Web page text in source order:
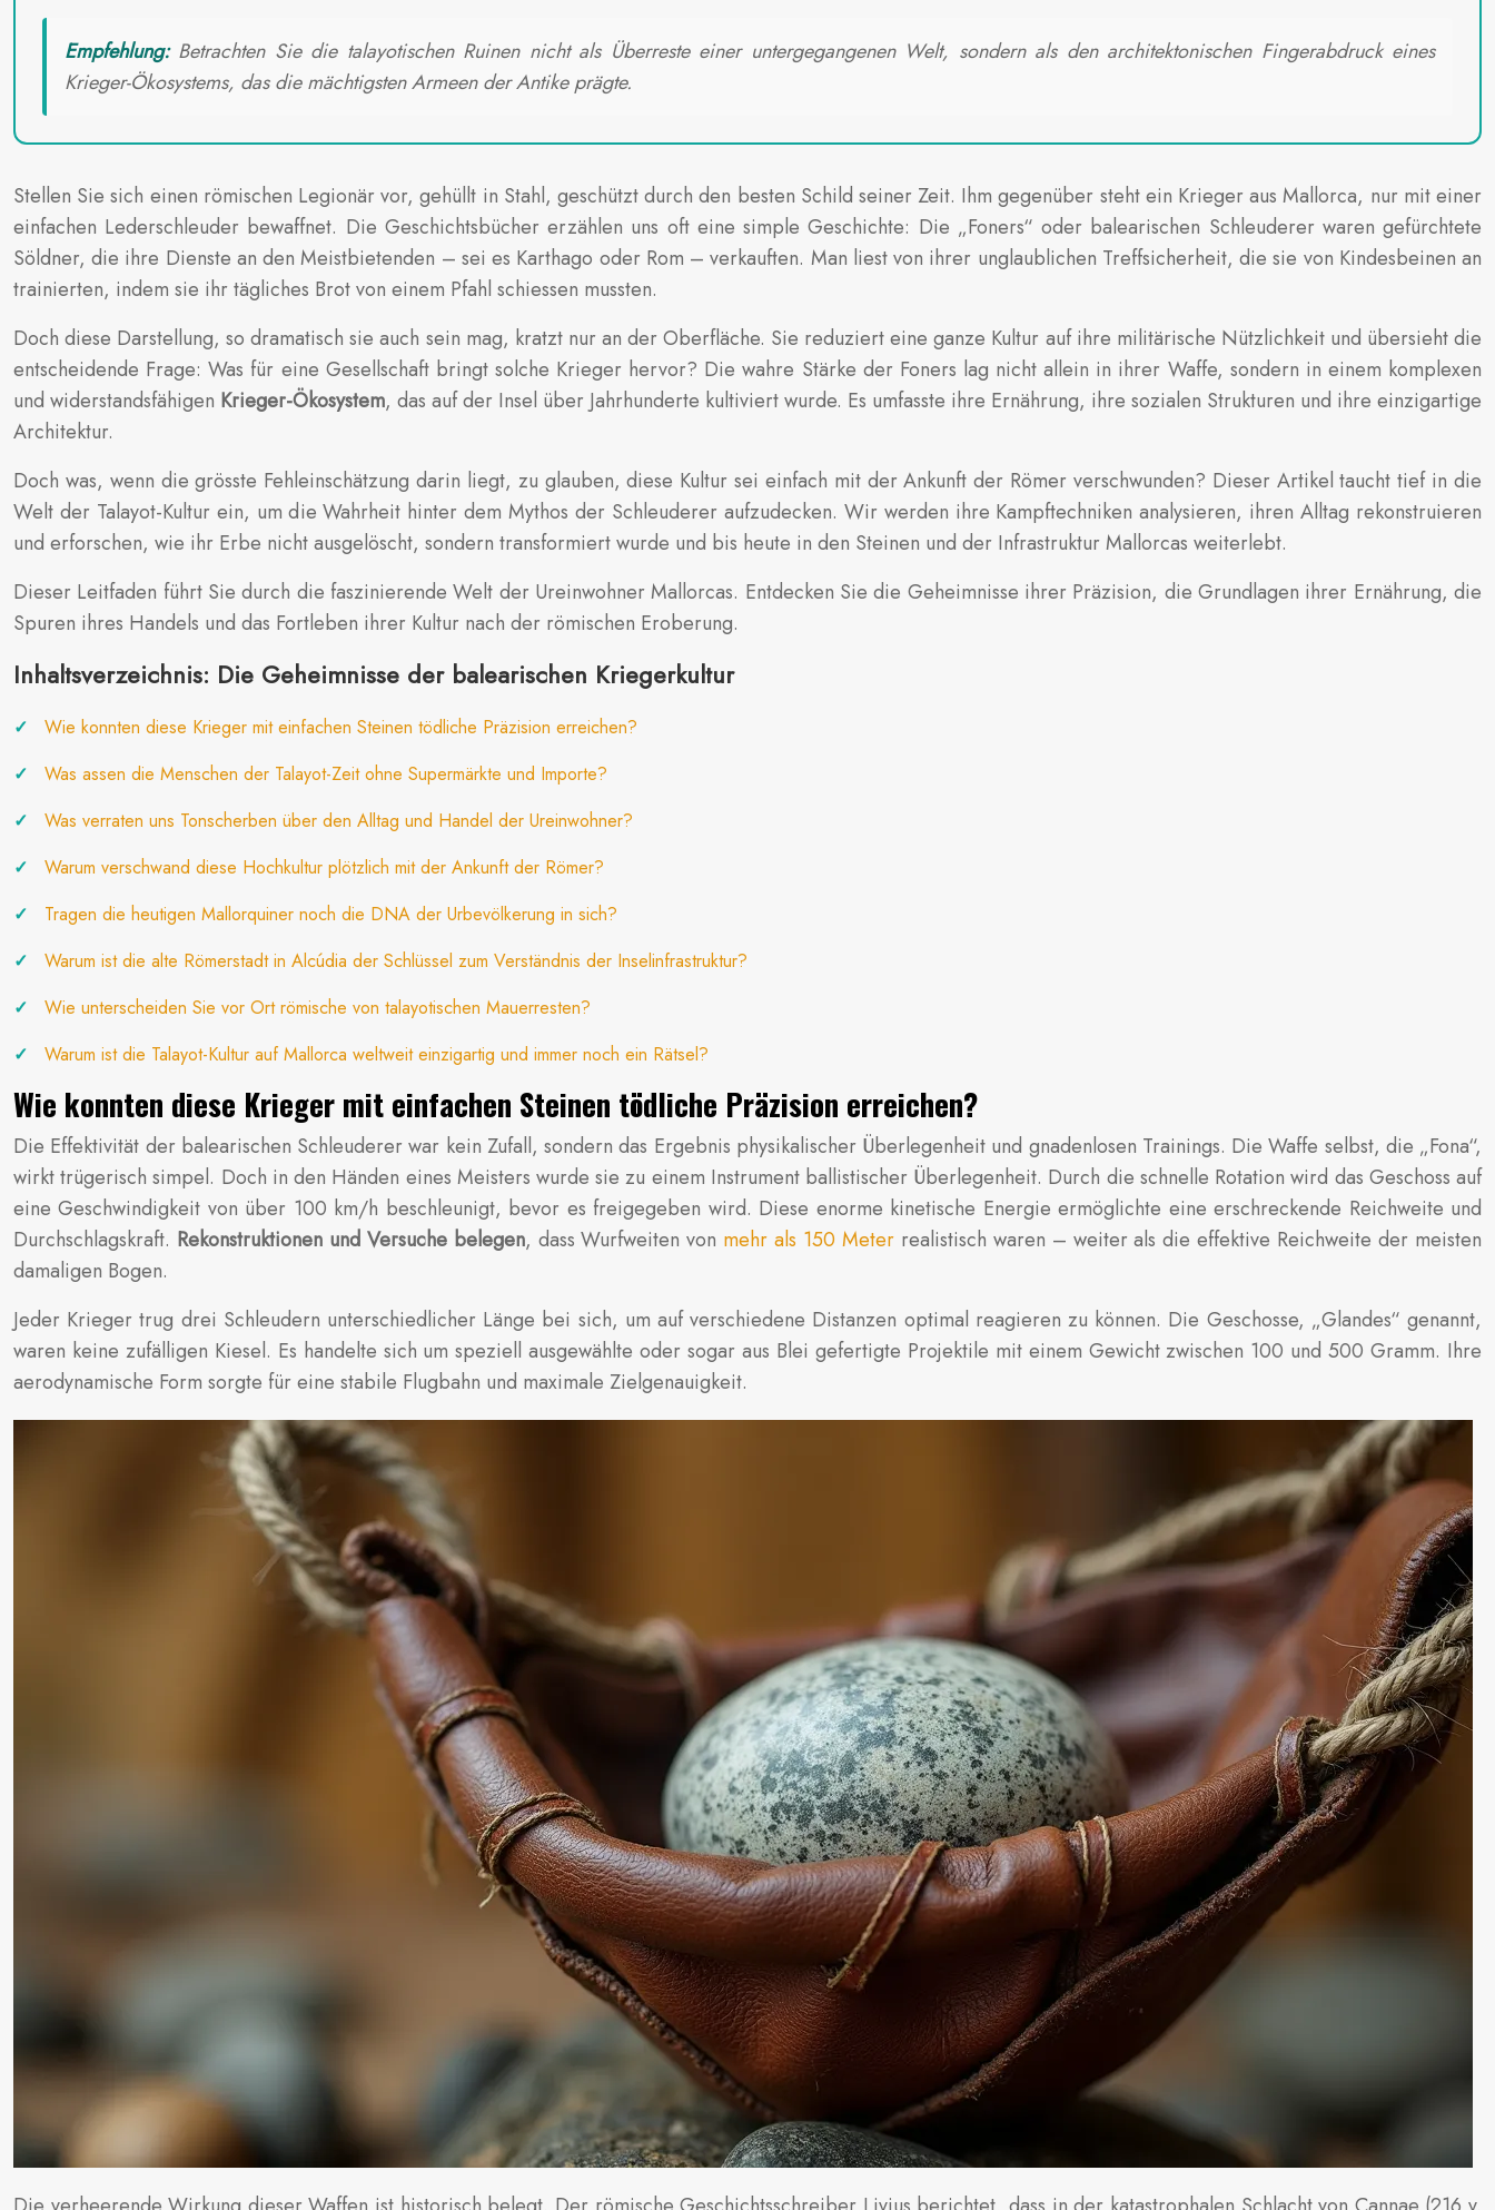
Empfehlung:Betrachten Sie die talayotischen Ruinen nicht als Überreste einer untergegangenen Welt, sondern als den architektonischen Fingerabdruck eines
Krieger-Ökosystems, das die mächtigsten Armeen der Antike prägte.
Stellen Sie sich einen römischen Legionär vor, gehüllt in Stahl, geschützt durch den besten Schild seiner Zeit. Ihm gegenüber steht ein Krieger aus Mallorca, nur mit einer
einfachen Lederschleuder bewaffnet. Die Geschichtsbücher erzählen uns oft eine simple Geschichte: Die „Foners“ oder balearischen Schleuderer waren gefürchtete
Söldner, die ihre Dienste an den Meistbietenden – sei es Karthago oder Rom – verkauften. Man liest von ihrer unglaublichen Treffsicherheit, die sie von Kindesbeinen an
trainierten, indem sie ihr tägliches Brot von einem Pfahl schiessen mussten.
Doch diese Darstellung, so dramatisch sie auch sein mag, kratzt nur an der Oberfläche. Sie reduziert eine ganze Kultur auf ihre militärische Nützlichkeit und übersieht die
entscheidende Frage: Was für eine Gesellschaft bringt solche Krieger hervor? Die wahre Stärke der Foners lag nicht allein in ihrer Waffe, sondern in einem komplexen
und widerstandsfähigen Krieger-Ökosystem, das auf der Insel über Jahrhunderte kultiviert wurde. Es umfasste ihre Ernährung, ihre sozialen Strukturen und ihre einzigartige
Architektur.
Doch was, wenn die grösste Fehleinschätzung darin liegt, zu glauben, diese Kultur sei einfach mit der Ankunft der Römer verschwunden? Dieser Artikel taucht tief in die
Welt der Talayot-Kultur ein, um die Wahrheit hinter dem Mythos der Schleuderer aufzudecken. Wir werden ihre Kampftechniken analysieren, ihren Alltag rekonstruieren
und erforschen, wie ihr Erbe nicht ausgelöscht, sondern transformiert wurde und bis heute in den Steinen und der Infrastruktur Mallorcas weiterlebt.
Dieser Leitfaden führt Sie durch die faszinierende Welt der Ureinwohner Mallorcas. Entdecken Sie die Geheimnisse ihrer Präzision, die Grundlagen ihrer Ernährung, die
Spuren ihres Handels und das Fortleben ihrer Kultur nach der römischen Eroberung.
Inhaltsverzeichnis: Die Geheimnisse der balearischen Kriegerkultur
Wie konnten diese Krieger mit einfachen Steinen tödliche Präzision erreichen?
Was assen die Menschen der Talayot-Zeit ohne Supermärkte und Importe?
Was verraten uns Tonscherben über den Alltag und Handel der Ureinwohner?
Warum verschwand diese Hochkultur plötzlich mit der Ankunft der Römer?
Tragen die heutigen Mallorquiner noch die DNA der Urbevölkerung in sich?
Warum ist die alte Römerstadt in Alcúdia der Schlüssel zum Verständnis der Inselinfrastruktur?
Wie unterscheiden Sie vor Ort römische von talayotischen Mauerresten?
Warum ist die Talayot-Kultur auf Mallorca weltweit einzigartig und immer noch ein Rätsel?
Wie konnten diese Krieger mit einfachen Steinen tödliche Präzision erreichen?
Die Effektivität der balearischen Schleuderer war kein Zufall, sondern das Ergebnis physikalischer Überlegenheit und gnadenlosen Trainings. Die Waffe selbst, die „Fona“,
wirkt trügerisch simpel. Doch in den Händen eines Meisters wurde sie zu einem Instrument ballistischer Überlegenheit. Durch die schnelle Rotation wird das Geschoss auf
eine Geschwindigkeit von über 100 km/h beschleunigt, bevor es freigegeben wird. Diese enorme kinetische Energie ermöglichte eine erschreckende Reichweite und
Durchschlagskraft. Rekonstruktionen und Versuche belegen, dass Wurfweiten von mehr als 150 Meterrealistisch waren – weiter als die effektive Reichweite der meisten
damaligen Bogen.
Jeder Krieger trug drei Schleudern unterschiedlicher Länge bei sich, um auf verschiedene Distanzen optimal reagieren zu können. Die Geschosse, „Glandes“ genannt,
waren keine zufälligen Kiesel. Es handelte sich um speziell ausgewählte oder sogar aus Blei gefertigte Projektile mit einem Gewicht zwischen 100 und 500 Gramm. Ihre
aerodynamische Form sorgte für eine stabile Flugbahn und maximale Zielgenauigkeit.